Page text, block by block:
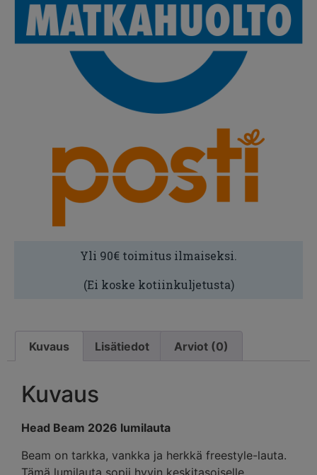
Yli 90€ toimitus ilmaiseksi.
(Ei koske kotiinkuljetusta)
Kuvaus Lisätiedot Arviot (0)
Kuvaus
Head Beam 2026 lumilauta
Beam on tarkka, vankka ja herkkä freestyle-lauta.
Tämä lumilauta sopii hyvin keskitasoiselle